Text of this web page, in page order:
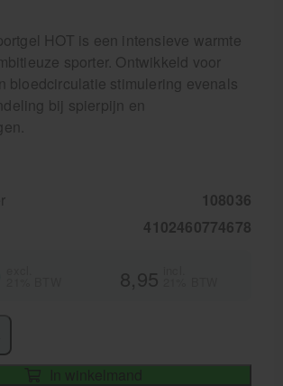
HOT is een intensieve warmte
sporter. Ontwikkeld voor
bloedcirculatie stimulering evenals
bij spierpijn en
108036
4102460774678
8,95
In winkelmand